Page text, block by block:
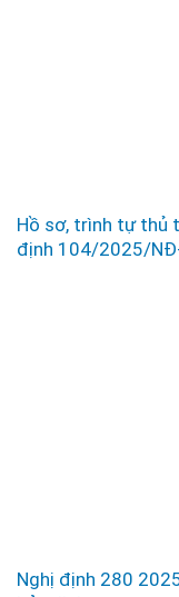
Hồ sơ, trình tự thủ
định 104/2025/
Nghị định 280